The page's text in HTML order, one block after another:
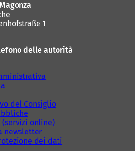
v
1
delle autorità
del Consiglio
online)
newsletter
dei dati